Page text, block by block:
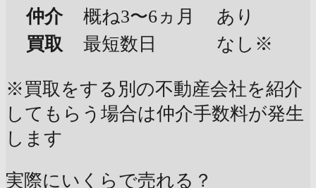
仲介
概ね3〜6ヵ月
あり
買取
最短数日 なし※
※買取をする別の不動産会社を紹介
してもらう場合は仲介手数料が発生
します
実際にいくらで売れる？